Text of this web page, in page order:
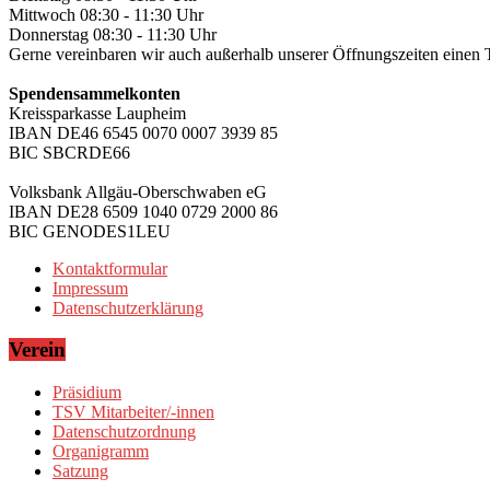
Mittwoch 08:30 - 11:30 Uhr
Donnerstag 08:30 - 11:30 Uhr
Gerne vereinbaren wir auch außerhalb unserer Öffnungszeiten einen
Spendensammelkonten
Kreissparkasse Laupheim
IBAN DE46 6545 0070 0007 3939 85
BIC SBCRDE66
Volksbank Allgäu-Oberschwaben eG
IBAN DE28 6509 1040 0729 2000 86
BIC GENODES1LEU
Kontaktformular
Impressum
Datenschutzerklärung
Verein
Präsidium
TSV Mitarbeiter/-innen
Datenschutzordnung
Organigramm
Satzung